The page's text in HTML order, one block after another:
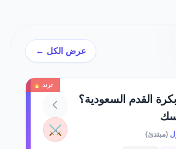
عرض الكل ←
ترند 🔥
القدم السعودية؟
(مبتدئ) ⚔️